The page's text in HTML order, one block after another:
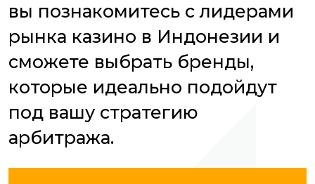
вы познакомитесь с лидерами
рынка казино в Индонезии и
сможете выбрать бренды,
которые идеально подойдут
под вашу стратегию
арбитража.